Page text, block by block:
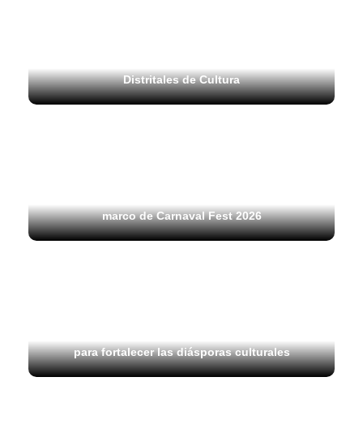
Distritales de Cultura
marco de Carnaval Fest 2026
para fortalecer las diásporas culturales